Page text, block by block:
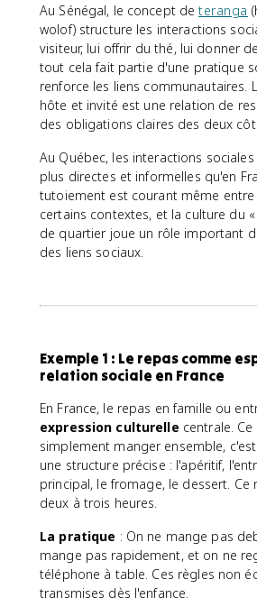
Au Sénégal, le concept deteranga
wolof) structure les interactions
visiteur, lui offrir du thé, lui donner
tout cela fait partie d'une pratique
renforce les liens communautaires.
hôte et invité est une relation de
des obligations claires des deux
Au Québec, les interactions
plus directes et informelles qu'en
tutoiement est courant même entre
certains contextes, et la culture du
de quartier joue un rôle important
des liens sociaux.
Exemple 1 : Le repas comme
relation sociale en France
En France, le repas en famille ou
expression culturelle centrale.
simplement manger ensemble,
une structure précise : l'apéritif,
principal, le fromage, le dessert.
deux à trois heures.
La pratique : On ne mange pas
mange pas rapidement, et on ne
téléphone à table. Ces règles non
transmises dès l'enfance.